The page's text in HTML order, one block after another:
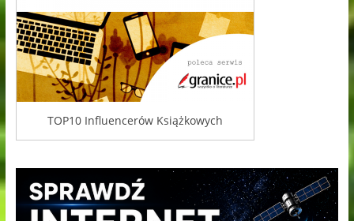
TOP10 Influencerów Książkowych